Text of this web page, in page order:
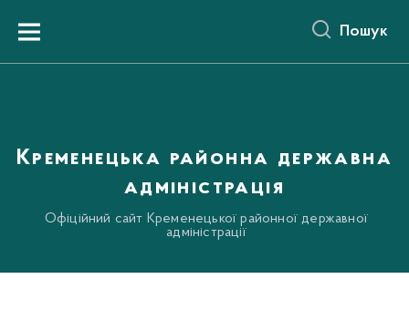
вмістуMenu Пошук
Кременецька районна державна
адміністрація
Офіційний сайт Кременецької районної державної
адміністрації